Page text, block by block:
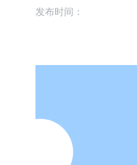
发布时间：